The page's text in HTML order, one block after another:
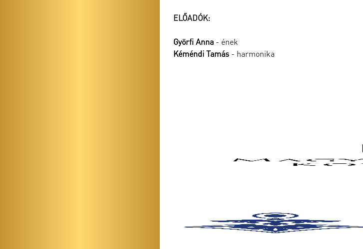
ELŐADÓK:
Györfi Anna - ének
Kéméndi Tamás - harmonika